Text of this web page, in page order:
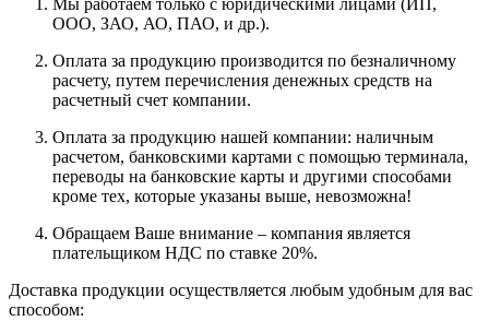
Мы работаем только с юридическими лицами (ИП,
ООО, ЗАО, АО, ПАО, и др.).
Оплата за продукцию производится по безналичному
расчету, путем перечисления денежных средств на
расчетный счет компании.
Оплата за продукцию нашей компании: наличным
расчетом, банковскими картами с помощью терминала,
переводы на банковские карты и другими способами
кроме тех, которые указаны выше, невозможна!
Обращаем Ваше внимание – компания является
плательщиком НДС по ставке 20%.
Доставка продукции осуществляется любым удобным для вас
способом: